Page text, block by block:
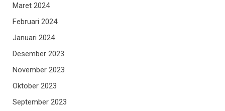
Maret 2024
Februari 2024
Januari 2024
Desember 2023
November 2023
Oktober 2023
September 2023